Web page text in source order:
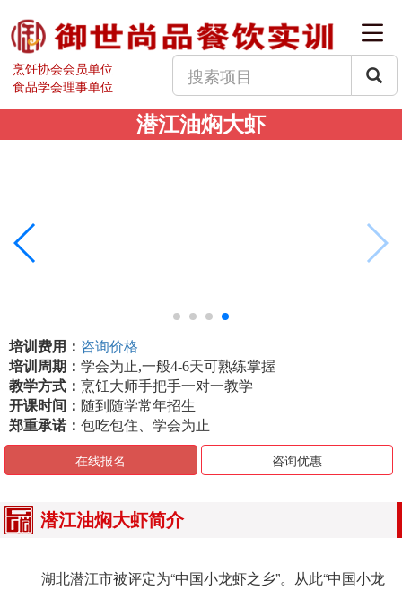
烹饪协会会员单位
食品学会理事单位
潜江油焖大虾
培训费用： 咨询价格
培训周期： 学会为止,一般4-6天可熟练掌握
教学方式： 烹饪大师手把手一对一教学
开课时间： 随到随学常年招生
郑重承诺： 包吃包住、学会为止
在线报名 咨询优惠
潜江油焖大虾简介
湖北潜江市被评定为“中国小龙虾之乡”。从此“中国小龙